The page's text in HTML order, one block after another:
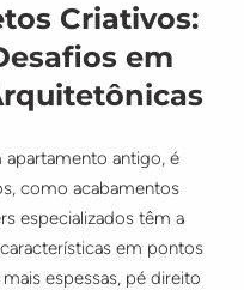
Criativos:
em
antigo, é
como acabamentos
especializados têm a
em pontos
espessas, pé direito